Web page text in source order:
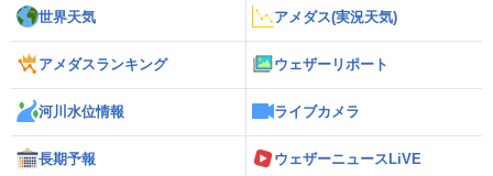
世界天気 アメダス(実況天気)
アメダスランキング ウェザーリポート
河川水位情報 ライブカメラ
長期予報 ウェザーニュースLiVE